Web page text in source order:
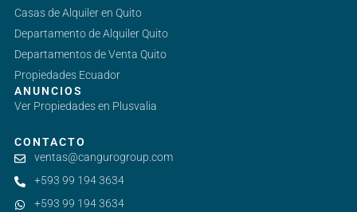
Casas de Alquiler en Quito
Departamento de Alquiler Quito
Departamentos de Venta Quito
Propiedades Ecuador
ANUNCIOS
Ver Propiedades en Plusvalia
CONTACTO
ventas@cangurogroup.com
+593 99 194 3634
+593 99 194 3634